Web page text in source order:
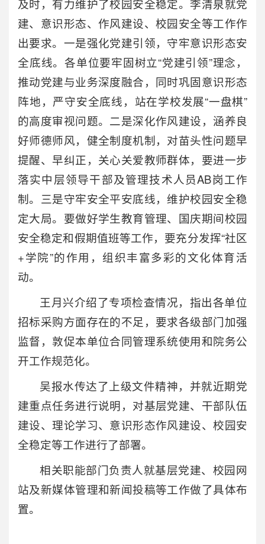
及时，有力维护了校园安全稳定。李清泉就党
建、意识形态、作风建设、校园安全等工作作
出要求。一是强化党建引领，守牢意识形态安
全底线。各单位要牢固树立“党建引领”理念，
推动党建与业务深度融合，同时巩固意识形态
阵地，严守安全底线，站在学校发展“一盘棋”
的高度审视问题。二是深化作风建设，涵养良
好师德师风，健全制度机制，对苗头性问题早
提醒、早纠正，关心关爱教师群体，要进一步
落实中层领导干部及管理技术人员AB岗工作
制。三是守牢安全平安底线，维护校园安全稳
定大局。要做好学生教育管理、国庆期间校园
安全稳定和假期值班等工作，要充分发挥“社区
+学院”的作用，组织丰富多彩的文化体育活
动。
王月兴介绍了专项检查情况，指出各单位
招标采购方面存在的不足，要求各级部门加强
监督，敦促本单位合同管理系统使用和院务公
开工作规范化。
吴报水传达了上级文件精神，并就近期党
建重点任务进行说明，对基层党建、干部队伍
建设、理论学习、意识形态作风建设、校园安
全稳定等工作进行了部署。
相关职能部门负责人就基层党建、校园网
站及新媒体管理和新闻投稿等工作做了具体布
置。